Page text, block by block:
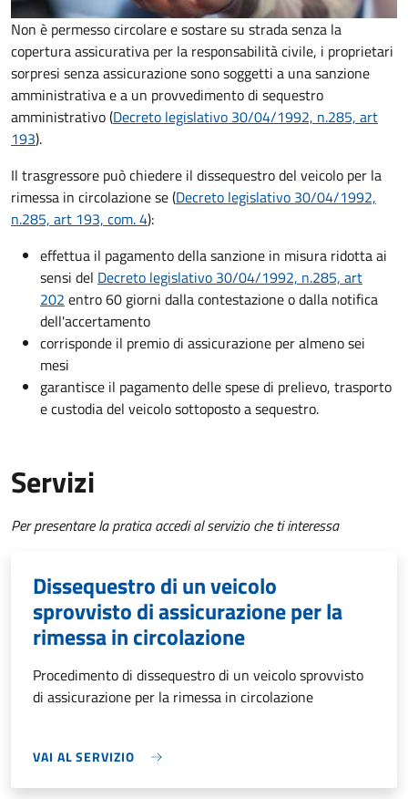
Non è permesso circolare e sostare su strada senza la
copertura assicurativa per la responsabilità civile, i proprietari
sorpresi senza assicurazione sono soggetti a una sanzione
amministrativa e a un provvedimento di sequestro
amministrativo (Decreto legislativo 30/04/1992, n.285, art
193).
Il trasgressore può chiedere il dissequestro del veicolo per la
rimessa in circolazione se (Decreto legislativo 30/04/1992,
n.285, art 193, com. 4):
effettua il pagamento della sanzione in misura ridotta ai
sensi del Decreto legislativo 30/04/1992, n.285, art
202 entro 60 giorni dalla contestazione o dalla notifica
dell'accertamento
corrisponde il premio di assicurazione per almeno sei
mesi
garantisce il pagamento delle spese di prelievo, trasporto
e custodia del veicolo sottoposto a sequestro.
Servizi
Per presentare la pratica accedi al servizio che ti interessa
Dissequestro di un veicolo
sprovvisto di assicurazione per la
rimessa in circolazione
Procedimento di dissequestro di un veicolo sprovvisto
di assicurazione per la rimessa in circolazione
VAI AL SERVIZIO